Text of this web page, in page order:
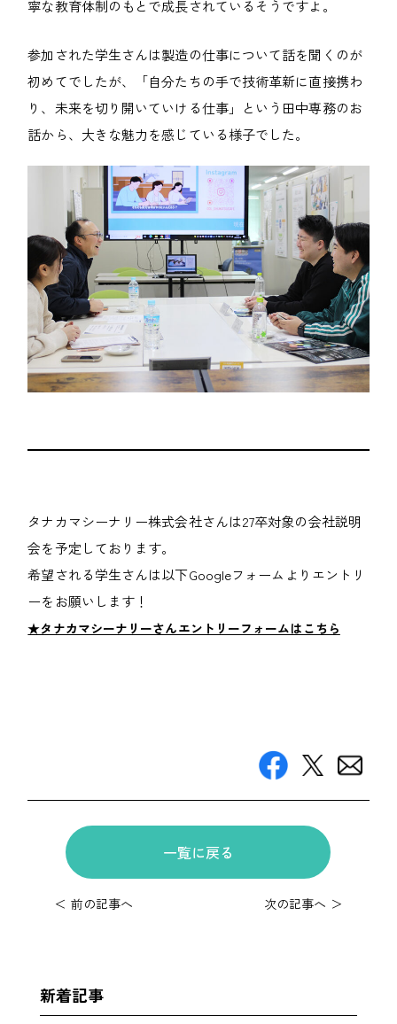
寧な教育体制のもとで成長されているそうですよ。
参加された学生さんは製造の仕事について話を聞くのが
初めてでしたが、「自分たちの手で技術革新に直接携わ
り、未来を切り開いていける仕事」という田中専務のお
話から、大きな魅力を感じている様子でした。
タナカマシーナリー株式会社さんは27卒対象の会社説明
会を予定しております。
希望される学生さんは以下Googleフォームよりエントリ
ーをお願いします！
★タナカマシーナリーさんエントリーフォームはこちら
＜ 前の記事へ
一覧に戻る
次の記事へ ＞
新着記事